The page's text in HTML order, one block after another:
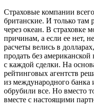
Страховые компании
британские. И только там
через океан. В страховке
причинам, а если ее нет,
расчеты велись в
продать без
с каждой сделки. На
рейтинговых агентств
из международного
обрубили все. Но вместо
вместе с настоящими